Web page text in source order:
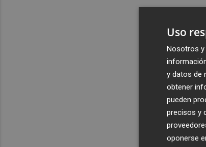
Uso
Nosotros
y datos de
obtener
pueden
precisos y
oponerse